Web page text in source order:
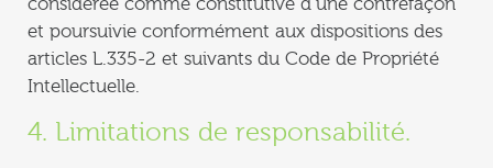
et poursuivie conformément aux dispositions des
articles L.335-2 et suivants du Code de Propriété
Intellectuelle.
4. Limitations de responsabilité.